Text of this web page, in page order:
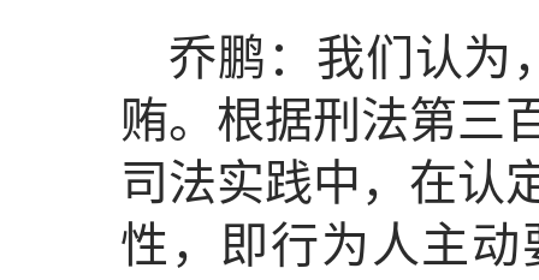
乔鹏：我们认为
贿。根据刑法第三
司法实践中，在认
性，即行为人主